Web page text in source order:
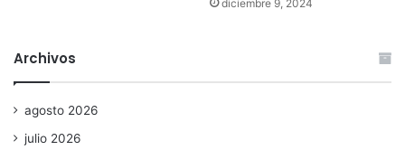
diciembre 9, 2024
Archivos
agosto 2026
julio 2026